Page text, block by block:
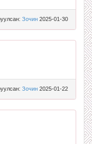
Зочин 2025-01-30
Зочин 2025-01-22